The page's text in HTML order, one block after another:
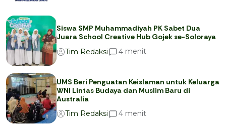
Siswa SMP Muhammadiyah PK Sabet Dua
Juara School Creative Hub Gojek se-Soloraya
Tim Redaksi
4 menit
UMS Beri Penguatan Keislaman untuk Keluarga
WNI Lintas Budaya dan Muslim Baru di
Australia
Tim Redaksi
4 menit